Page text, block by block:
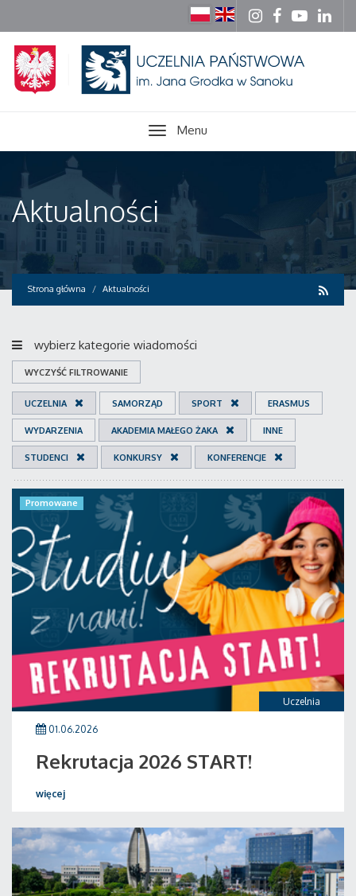
Menu
Aktualności
Strona główna Aktualności
wybierz kategorie wiadomości
WYCZYŚĆ FILTROWANIE
UCZELNIA SAMORZĄD SPORT ERASMUS
WYDARZENIA AKADEMIA MAŁEGO ŻAKA INNE
STUDENCI KONKURSY KONFERENCJE
Uczelnia
Promowane
01.06.2026
Rekrutacja 2026 START!
więcej